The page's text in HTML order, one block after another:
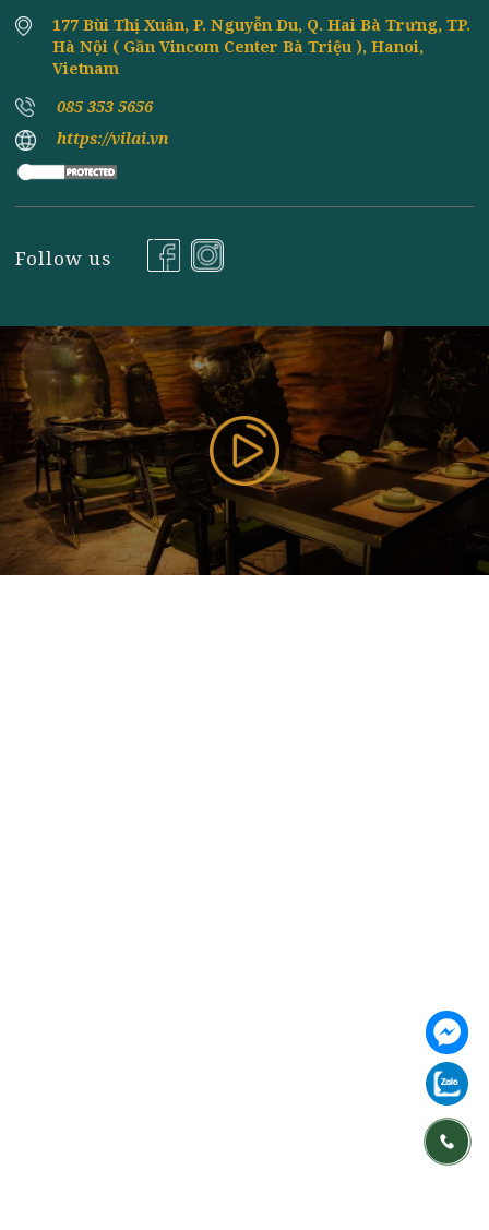
8th
June
TOP 3 CÁCH LÀM GIÒ CHAY - CHẢ CHAY
HÀ NỘI NGON KHÓ CƯỠNG
8th
June
HƯỚNG DẪN LÀM CÁC MÓN ĂN VẶT CHAY
GIẢN TẠI NHÀ NGON NHẤT
June
NHẤT - DỄ LÀM TẠI NHÀ
Đăng ký nhận tin